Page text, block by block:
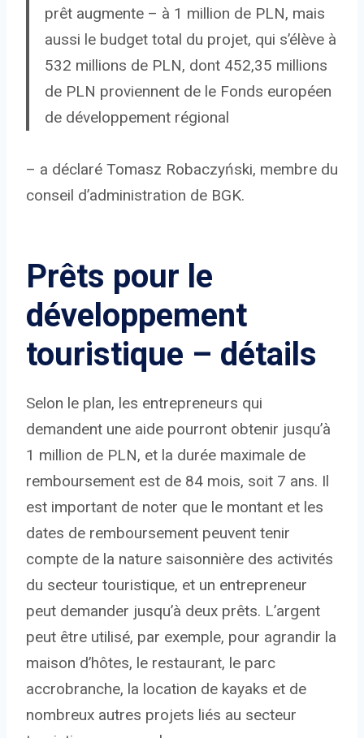
prêt augmente – à 1 million de PLN, mais
aussi le budget total du projet, qui s’élève à
532 millions de PLN, dont 452,35 millions
de PLN proviennent de le Fonds européen
de développement régional
– a déclaré Tomasz Robaczyński, membre du
conseil d’administration de BGK.
Prêts pour le
développement
touristique – ​​détails
Selon le plan, les entrepreneurs qui
demandent une aide pourront obtenir jusqu’à
1 million de PLN, et la durée maximale de
remboursement est de 84 mois, soit 7 ans. Il
est important de noter que le montant et les
dates de remboursement peuvent tenir
compte de la nature saisonnière des activités
du secteur touristique, et un entrepreneur
peut demander jusqu’à deux prêts. L’argent
peut être utilisé, par exemple, pour agrandir la
maison d’hôtes, le restaurant, le parc
accrobranche, la location de kayaks et de
nombreux autres projets liés au secteur